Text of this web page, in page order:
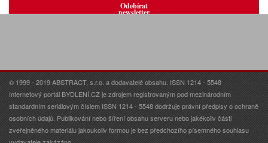
Odebírat
newsletter
© 1999 - 2019 ABSTRACT, s.r.o. a dodavatelé obsahu. ISSN 1214 - 5548
Internetový portál BYDLENÍ.CZ je zdrojem registrovaným pod mezinárodním
standardním seriálovým číslem ISSN 1214 - 5548 dodržuje právní předpisy o ochraně
osobních údajů. Publikování nebo šíření obsahu serveru nebo jakékoliv části
zveřejněného materiálu jakoukoliv formou je bez předchozího písemného souhlasu